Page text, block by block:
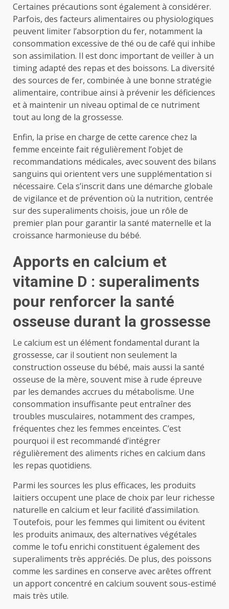
Certaines précautions sont également à considérer.
Parfois, des facteurs alimentaires ou physiologiques
peuvent limiter l’absorption du fer, notamment la
consommation excessive de thé ou de café qui inhibe
son assimilation. Il est donc important de veiller à un
timing adapté des repas et des boissons. La diversité
des sources de fer, combinée à une bonne stratégie
alimentaire, contribue ainsi à prévenir les déficiences
et à maintenir un niveau optimal de ce nutriment
tout au long de la grossesse.
Enfin, la prise en charge de cette carence chez la
femme enceinte fait régulièrement l’objet de
recommandations médicales, avec souvent des bilans
sanguins qui orientent vers une supplémentation si
nécessaire. Cela s’inscrit dans une démarche globale
de vigilance et de prévention où la nutrition, centrée
sur des superaliments choisis, joue un rôle de
premier plan pour garantir la santé maternelle et la
croissance harmonieuse du bébé.
Apports en calcium et
vitamine D : superaliments
pour renforcer la santé
osseuse durant la grossesse
Le calcium est un élément fondamental durant la
grossesse, car il soutient non seulement la
construction osseuse du bébé, mais aussi la santé
osseuse de la mère, souvent mise à rude épreuve
par les demandes accrues du métabolisme. Une
consommation insuffisante peut entraîner des
troubles musculaires, notamment des crampes,
fréquentes chez les femmes enceintes. C’est
pourquoi il est recommandé d’intégrer
régulièrement des aliments riches en calcium dans
les repas quotidiens.
Parmi les sources les plus efficaces, les produits
laitiers occupent une place de choix par leur richesse
naturelle en calcium et leur facilité d’assimilation.
Toutefois, pour les femmes qui limitent ou évitent
les produits animaux, des alternatives végétales
comme le tofu enrichi constituent également des
superaliments très appréciés. De plus, des poissons
comme les sardines en conserve avec arêtes offrent
un apport concentré en calcium souvent sous-estimé
mais très utile.